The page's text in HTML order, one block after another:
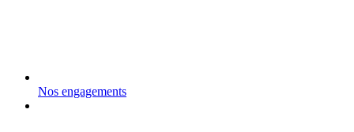
Nos engagements